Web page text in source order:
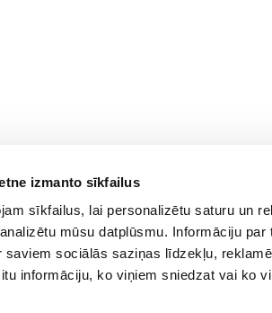
izmanto sīkfailus
sīkfailus, lai personalizētu saturu un
mūsu datplūsmu. Informāciju
saviem sociālās saziņas līdzekļu,
informāciju, ko viņiem sniedzat vai ko
Delivery and payment
Warranty and Refunds
FAQ
PC